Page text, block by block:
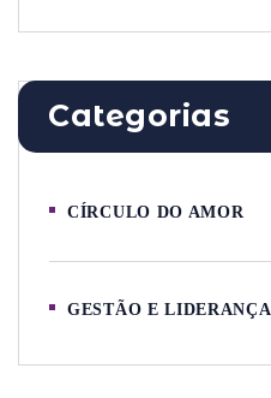
Categorias
CÍRCULO DO AMOR
GESTÃO E LIDERANÇA